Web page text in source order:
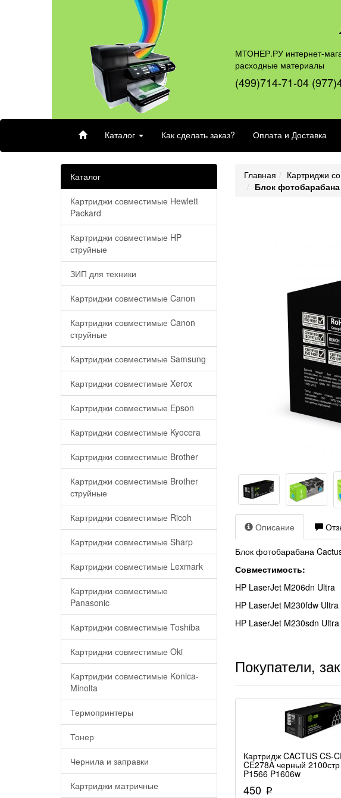
МТОНЕР.РУ интернет-
расходные материалы
(499)714-71-04
Каталог Как сделать заказ? Оплата и Доставка
Каталог
Картриджи совместимые Hewlett
Packard
Картриджи совместимые HP
струйные
ЗИП для техники
Картриджи совместимые Canon
Картриджи совместимые Canon
струйные
Картриджи совместимые Samsung
Картриджи совместимые Xerox
Картриджи совместимые Epson
Картриджи совместимые Kyocera
Картриджи совместимые Brother
Картриджи совместимые Brother
струйные
Картриджи совместимые Ricoh
Картриджи совместимые Sharp
Картриджи совместимые Lexmark
Картриджи совместимые
Panasonic
Картриджи совместимые Toshiba
Картриджи совместимые Oki
Картриджи совместимые Konica-
Minolta
Термопринтеры
Тонер
Чернила и заправки
Картриджи матричные
Главная
Картриджи
Блок фотобарабана
Описание
Блок фотобарабана
Совместимость:
HP LaserJet M206dn Ultra
HP LaserJet M230fdw Ultra
HP LaserJet M230sdn Ultra
Покупатели,
Картридж CACTUS CS-
CE278A черный
P1566 P1606w
450 p